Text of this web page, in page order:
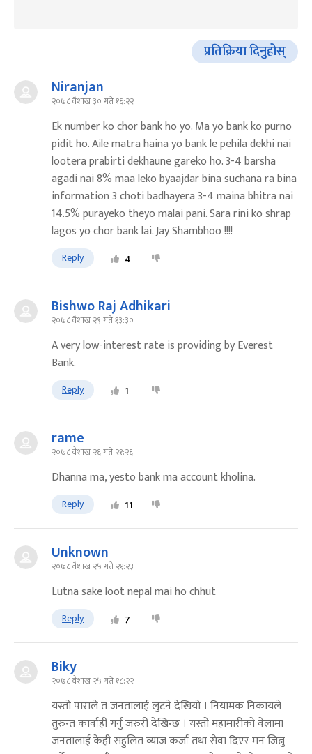
प्रतिक्रिया दिनुहोस्
Niranjan
२०७८ वैशाख ३० गते १६:२२
Ek number ko chor bank ho yo. Ma yo bank ko purno
pidit ho. Aile matra haina yo bank le pehila dekhi nai
lootera prabirti dekhaune gareko ho. 3-4 barsha
agadi nai 8% maa leko byaajdar bina suchana ra bina
information 3 choti badhayera 3-4 maina bhitra nai
14.5% purayeko theyo malai pani. Sara rini ko shrap
lagos yo chor bank lai. Jay Shambhoo !!!!
Reply 4
Bishwo Raj Adhikari
२०७८ वैशाख २९ गते १३:३०
A very low-interest rate is providing by Everest
Bank.
Reply 1
rame
२०७८ वैशाख २६ गते २१:२६
Dhanna ma, yesto bank ma account kholina.
Reply 11
Unknown
२०७८ वैशाख २५ गते २१:२३
Lutna sake loot nepal mai ho chhut
Reply 7
Biky
२०७८ वैशाख २५ गते १८:२२
यस्तो पाराले त जनतालाई लुटने देखियो । नियामक निकायले
तुरुन्त कार्वाही गर्नु जरुरी देखिन्छ । यस्तो महामारीको वेलामा
जनतालाई केही सहुलित व्याज कर्जा तथा सेवा दिएर मन जित्नु